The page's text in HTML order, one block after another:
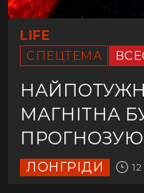
LIFE
СПЕЦТЕМА
МАГНІТНА
ЛОНГРІДИ